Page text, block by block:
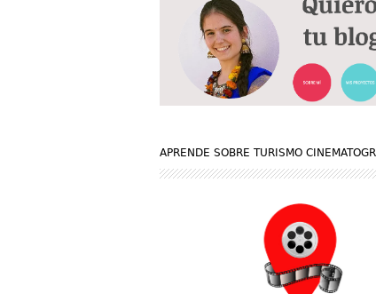
APRENDE SOBRE TURISMO